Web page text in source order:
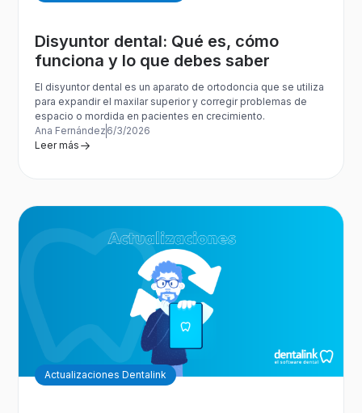
Disyuntor dental: Qué es, cómo
funciona y lo que debes saber
El disyuntor dental es un aparato de ortodoncia que se utiliza
para expandir el maxilar superior y corregir problemas de
espacio o mordida en pacientes en crecimiento.
Ana Fernández 6/3/2026
Leer más
Actualizaciones Dentalink